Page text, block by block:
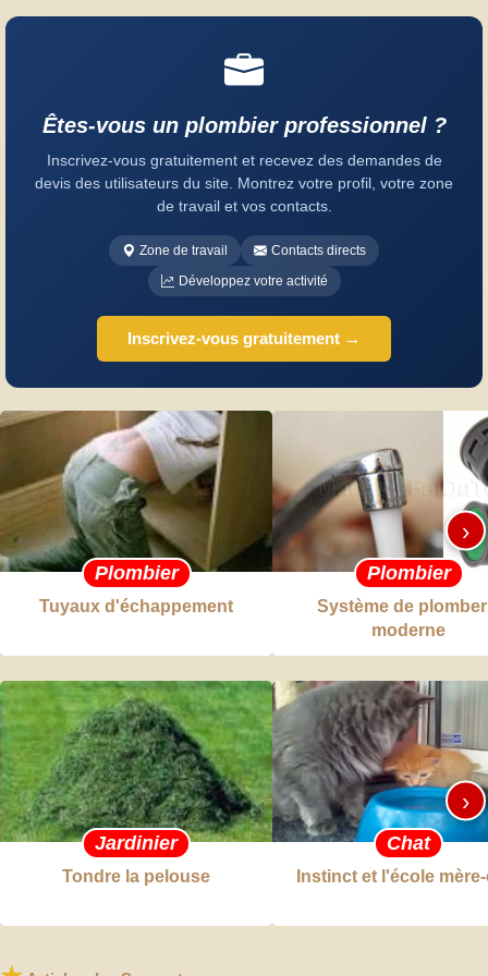
Êtes-vous un plombier professionnel ?
Inscrivez-vous gratuitement et recevez des demandes de
devis des utilisateurs du site. Montrez votre profil, votre zone
de travail et vos contacts.
Zone de travail
Contacts directs
Développez votre activité
Inscrivez-vous gratuitement →
Plombier
Tuyaux d'échappement
Plombier
Système de
moderne
›
Jardinier
Tondre la pelouse
Chat
Instinct et l'école
›